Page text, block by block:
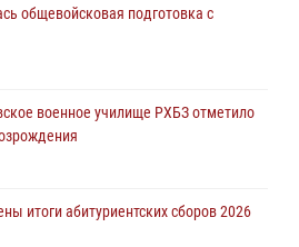
общевойсковая подготовка с
военное училище РХБЗ отметило
итоги абитуриентских сборов 2026